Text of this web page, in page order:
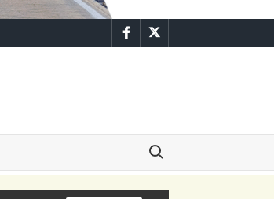
FacebookTwitter
Buscar: